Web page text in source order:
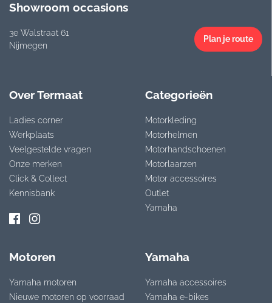
Showroom occasions
3e Walstraat 61
Nijmegen
Plan je route
Over Termaat
Ladies corner
Werkplaats
Veelgestelde vragen
Onze merken
Click & Collect
Kennisbank
Categorieën
Motorkleding
Motorhelmen
Motorhandschoenen
Motorlaarzen
Motor accessoires
Outlet
Yamaha
Motoren
Yamaha motoren
Nieuwe motoren op voorraad
Yamaha
Yamaha accessoires
Yamaha e-bikes